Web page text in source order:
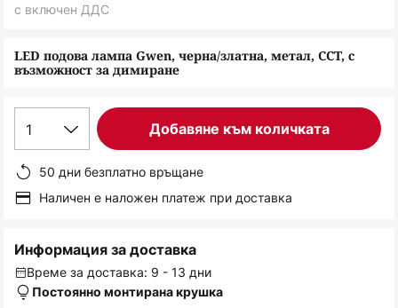
снимки
LED подова лампа Gwen, черна/златна, метал, CCT, с
възможност за димиране
с включен ДДС
1 Добавяне към количката
50 дни безплатно връщане
Наличен е наложен платеж при доставка
Информация за доставка
Време за доставка: 9 - 13 дни
Постоянно монтирана крушка